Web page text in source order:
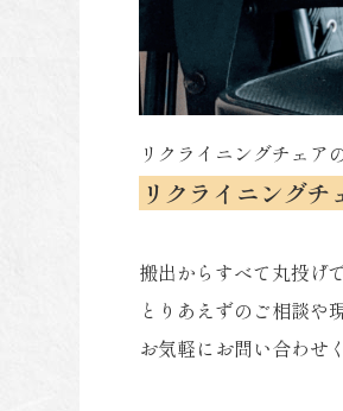
リクライニングチェア
リクライニングチ
搬出からすべて丸投げ
とりあえずのご相談や
お気軽にお問い合わせ